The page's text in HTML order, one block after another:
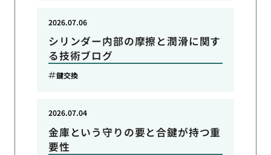
シリンダー内部の摩擦と潤滑に関す
る技術ブログ
2026.07.06
鍵交換
金庫という守りの要と合鍵が持つ重
要性
2026.07.04